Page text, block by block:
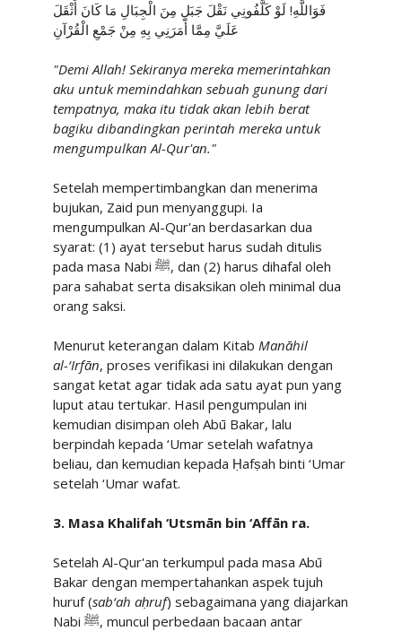
فَوَاللَّهِ! لَوْ كَلَّفُونِي نَقْلَ جَبَلٍ مِنَ الْجِبَالِ مَا كَانَ أَثْقَلَ
عَلَيَّ مِمَّا أَمَرَنِي بِهِ مِنْ جَمْعِ الْقُرْآنِ
"Demi Allah! Sekiranya mereka memerintahkan
aku untuk memindahkan sebuah gunung dari
tempatnya, maka itu tidak akan lebih berat
bagiku dibandingkan perintah mereka untuk
mengumpulkan Al-Qur'an."
Setelah mempertimbangkan dan menerima
bujukan, Zaid pun menyanggupi. Ia
mengumpulkan Al-Qur'an berdasarkan dua
syarat: (1) ayat tersebut harus sudah ditulis
pada masa Nabi ﷺ, dan (2) harus dihafal oleh
para sahabat serta disaksikan oleh minimal dua
orang saksi.
Menurut keterangan dalam Kitab Manāhil
al-‘Irfān, proses verifikasi ini dilakukan dengan
sangat ketat agar tidak ada satu ayat pun yang
luput atau tertukar. Hasil pengumpulan ini
kemudian disimpan oleh Abū Bakar, lalu
berpindah kepada ‘Umar setelah wafatnya
beliau, dan kemudian kepada Ḥafṣah binti ‘Umar
setelah ‘Umar wafat.
3. Masa Khalifah ‘Utsmān bin ‘Affān ra.
Setelah Al-Qur'an terkumpul pada masa Abū
Bakar dengan mempertahankan aspek tujuh
huruf (sab‘ah aḥruf) sebagaimana yang diajarkan
Nabi ﷺ, muncul perbedaan bacaan antar